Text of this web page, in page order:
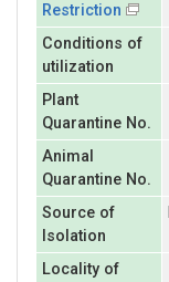
Restriction
Conditions of
utilization
Plant
Quarantine No.
Animal
Quarantine No.
Source of
Isolation
Locality of